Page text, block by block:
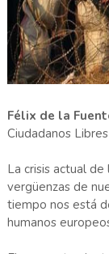
Félix de la
Ciudadanos
La crisis actual
vergüenzas de
tiempo nos está
humanos